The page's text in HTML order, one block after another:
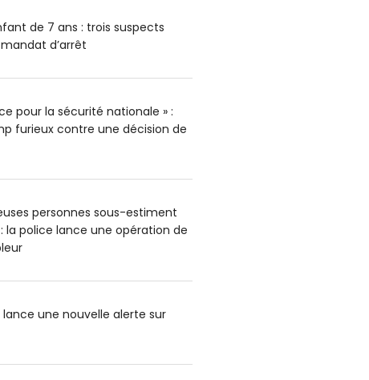
de 7 ans : trois suspects
d’arrêt
pour la sécurité nationale » :
furieux contre une décision de
personnes sous-estiment
: la police lance une opération de
lance une nouvelle alerte sur